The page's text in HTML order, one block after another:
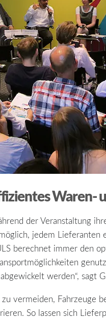
Waren-
der Veranstaltung
jedem
berechnet immer den
werden“, sagt
vermeiden, Fahrzeuge
So lassen sich